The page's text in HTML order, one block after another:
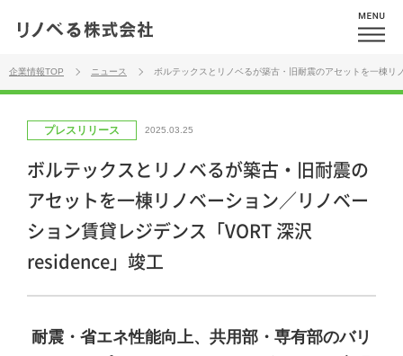
企業情報TOP ニュース ボルテックスとリノベるが築古・旧耐震のアセットを一棟
プレスリリース 2025.03.25
ボルテックスとリノベるが築古・旧耐震の
アセットを一棟リノベーション／リノベー
ション賃貸レジデンス「VORT 深沢
residence」竣工
耐震・省エネ性能向上、共用部・専有部のバリ